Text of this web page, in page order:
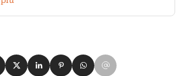
su Facebook
Condividi su X
Condividi su LinkedIn
Condividi su Pinterest
Condividi su WhatsApp
Condividi su Email